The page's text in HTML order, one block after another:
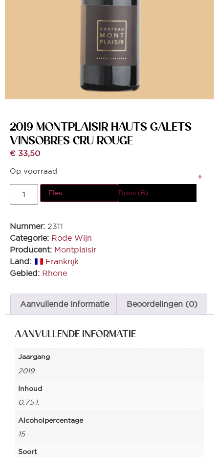
2019-MONTPLAISIR HAUTS GALETS
VINSOBRES CRU ROUGE
€ 33,50
Op voorraad
Fles Doos (6)
Nummer: 2311
Categorie: Rode Wijn
Producent: Montplaisir
Land:
Frankrijk
Gebied: Rhone
Aanvullende informatie Beoordelingen (0)
AANVULLENDE INFORMATIE
Jaargang
2019
Inhoud
0,75 l.
Alcoholpercentage
15
Soort